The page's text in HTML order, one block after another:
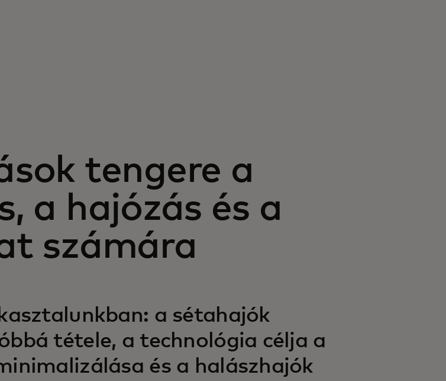
tengere a
a hajózás és a
számára
a sétahajók
tétele, a technológia célja a
és a halászhajók